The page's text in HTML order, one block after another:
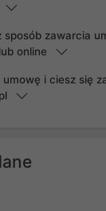
sposób zawarcia
online
umowę i ciesz się